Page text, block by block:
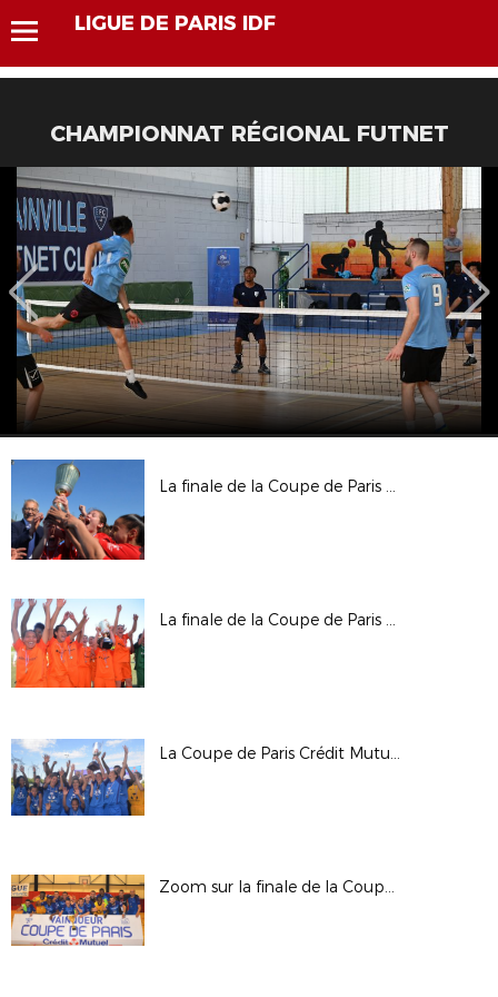
LIGUE DE PARIS IDF
CHAMPIONNAT RÉGIONAL FUTNET
La finale de la Coupe de Paris Crédit Mutuel IDF Féminines U19
La finale de la Coupe de Paris Crédit Mutuel IDF U16 Féminines
La Coupe de Paris Crédit Mutuel IDF Féminines seniors
Zoom sur la finale de la Coupe de Paris Crédit Mutuel IDF Futsal